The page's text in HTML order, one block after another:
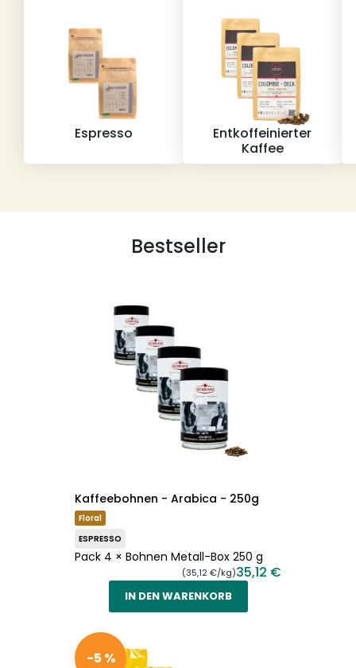
Espresso
Entkoffeinierter
Kaffee
Bestseller
Kaffeebohnen - Arabica - 250g
Floral
ESPRESSO
Pack 4 × Bohnen Metall-Box 250 g
(35,12 €/kg)35,12 €
IN DEN WARENKORB
-5 %